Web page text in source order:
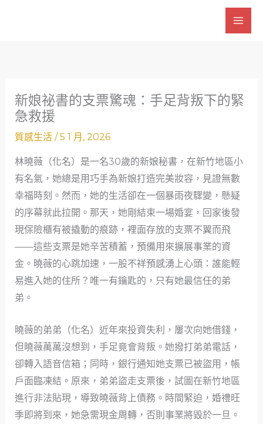
新娘祕書的支票驚魂：手足背叛下的緊
急救援
質感生活/5 1 月, 2026
林曉薇（化名）是一名30歲的新娘秘書，在新竹地區小
有名氣，她總是用巧手為新娘打造完美妝容，見證無數
幸福時刻。然而，她的生活卻在一個暴雨夜驟變，懸疑
的序幕就此拉開。那天，她剛結束一場婚宴，回家後發
現保險櫃有被撬動的痕跡，裡面存放的支票不翼而飛
——這些支票是她辛苦積蓄，預備用來擴展事業的資
金。曉薇的心跳加速，一股不祥預感湧上心頭：誰能輕
易進入她的住所？唯一有鑰匙的，只有她最信任的弟
弟。
曉薇的弟弟（化名）近年來投資失利，屢次向她借錢，
但曉薇萬萬沒想到，手足竟會背叛。她撥打弟弟電話，
卻轉入語音信箱；同時，銀行通知她支票已被盜用，帳
戶面臨凍結。原來，弟弟盜走支票後，試圖在新竹地區
進行非法貼現，導致曉薇背上債務。時間緊迫，婚禮旺
季即將到來，她急需現金周轉，否則事業將毀於一旦。